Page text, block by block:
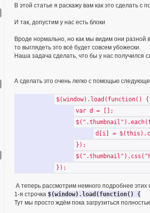
В этой статье я раскажу вам как это сделать с
И так, допустим у нас есть блоки
Вроде нормально, но как мы видим они разной
то выглядеть это всё будет совсем убожески.
Наша задача сделать, что бы у нас получился
А сделать это очень легко с помощью
$(window).load(function() {
var d = [];
d[i] =
});
});
А теперь рассмотрим немного подробнее этих
1-я строчка $(window).load(function() {
Тут мы просто ждём пока загрузиться